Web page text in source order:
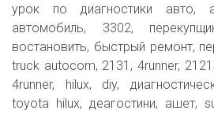
урок по диагностики авто,
автомобиль, 3302,
востановить, быстрый ремонт,
truck autocom, 2131, 4runner,
4runner, hilux, diy,
toyota hilux, деагостини, ашет,